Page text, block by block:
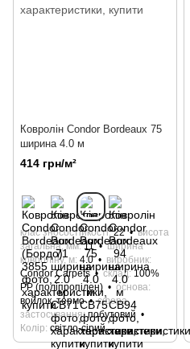
Ковролін Condor Bordeaux 75
ширина 4.0 м
414 грн/м²
клас зносостійкості 22
висота
загальна, мм 11
ширина
ковроліну, м 4.0
виробник
Condor Carpets
склад 100%
РР (поліпропілен)
основа
войлок, термо
сфера
застосування побутовий
Колір світло-сірий